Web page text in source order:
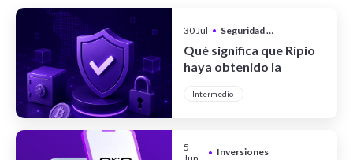
30 Jul • Seguridad y Privacidad
Qué significa que Ripio
haya obtenido la
III Full System
Intermedio
5
• Inversiones